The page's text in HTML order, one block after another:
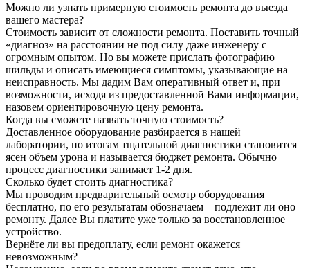
Можно ли узнать примерную стоимость ремонта до выезда
вашего мастера?
Стоимость зависит от сложности ремонта. Поставить точный
«диагноз» на расстоянии не под силу даже инженеру с
огромным опытом. Но вы можете прислать фотографию
шильды и описать имеющиеся симптомы, указывающие на
неисправность. Мы дадим Вам оперативный ответ и, при
возможности, исходя из предоставленной Вами информации,
назовем ориентировочную цену ремонта.
Когда вы сможете назвать точную стоимость?
Доставленное оборудование разбирается в нашей
лаборатории, по итогам тщательной диагностики становится
ясен объем урона и называется бюджет ремонта. Обычно
процесс диагностики занимает 1-2 дня.
Сколько будет стоить диагностика?
Мы проводим предварительный осмотр оборудования
бесплатно, по его результатам обозначаем – подлежит ли оно
ремонту. Далее Вы платите уже только за восстановленное
устройство.
Вернёте ли вы предоплату, если ремонт окажется
невозможным?